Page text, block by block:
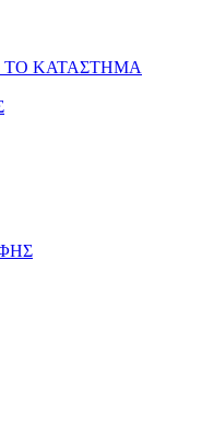
ΚΑΤΑΣΤΗΜΑ